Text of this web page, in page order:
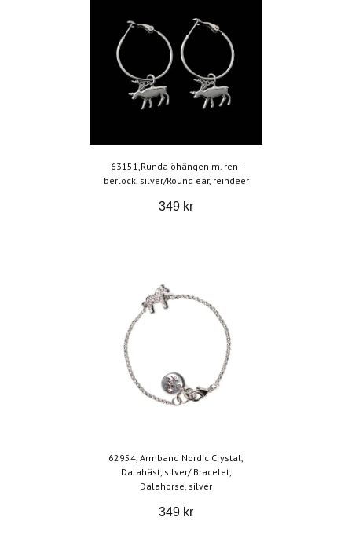
63151,Runda öhängen m. ren-
berlock, silver/Round ear, reindeer
349 kr
62954, Armband Nordic Crystal,
Dalahäst, silver/ Bracelet,
Dalahorse, silver
349 kr